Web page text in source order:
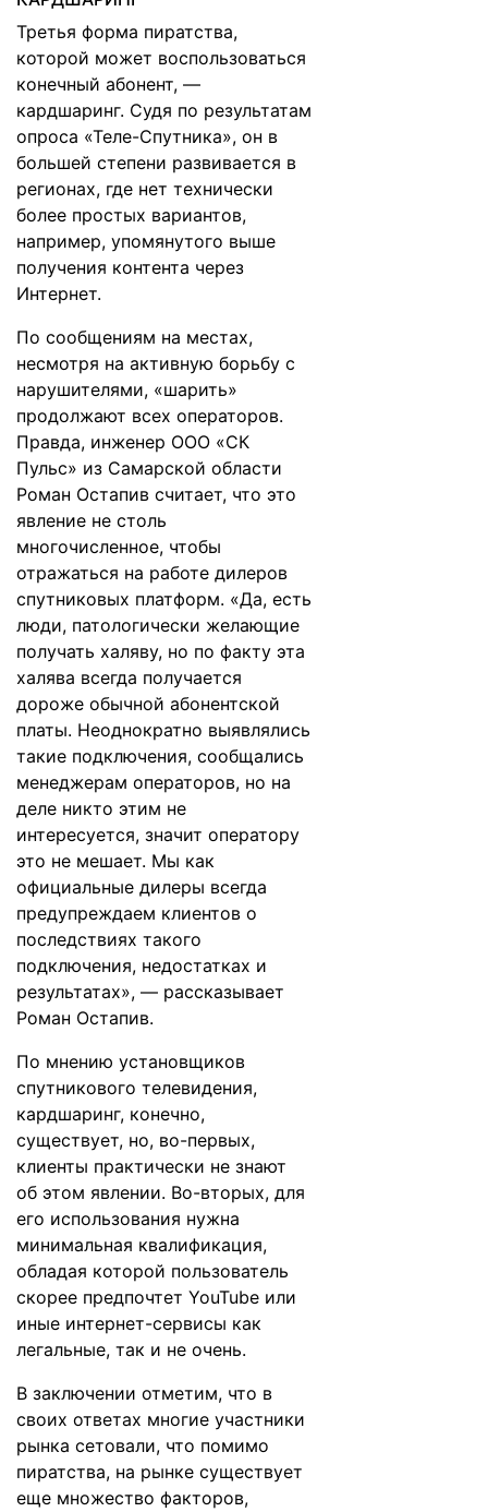
Третья форма пиратства,
которой может воспользоваться
конечный абонент, —
кардшаринг. Судя по результатам
опроса «Теле-Спутника», он в
большей степени развивается в
регионах, где нет технически
более простых вариантов,
например, упомянутого выше
получения контента через
Интернет.
По сообщениям на местах,
несмотря на активную борьбу с
нарушителями, «шарить»
продолжают всех операторов.
Правда, инженер ООО «СК
Пульс» из Самарской области
Роман Остапив считает, что это
явление не столь
многочисленное, чтобы
отражаться на работе дилеров
спутниковых платформ. «Да, есть
люди, патологически желающие
получать халяву, но по факту эта
халява всегда получается
дороже обычной абонентской
платы. Неоднократно выявлялись
такие подключения, сообщались
менеджерам операторов, но на
деле никто этим не
интересуется, значит оператору
это не мешает. Мы как
официальные дилеры всегда
предупреждаем клиентов о
последствиях такого
подключения, недостатках и
результатах», — рассказывает
Роман Остапив.
По мнению установщиков
спутникового телевидения,
кардшаринг, конечно,
существует, но, во-первых,
клиенты практически не знают
об этом явлении. Во-вторых, для
его использования нужна
минимальная квалификация,
обладая которой пользователь
скорее предпочтет YouTube или
иные интернет-сервисы как
легальные, так и не очень.
В заключении отметим, что в
своих ответах многие участники
рынка сетовали, что помимо
пиратства, на рынке существует
еще множество факторов,